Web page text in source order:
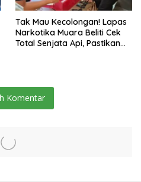
Tak Mau Kecolongan! Lapas
Narkotika Muara Beliti Cek
Total Senjata Api, Pastikan
Komentar